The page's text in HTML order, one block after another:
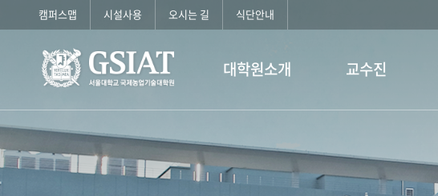
대학원소개 교수진
캠퍼스맵 시설사용 오시는 길 식단안내